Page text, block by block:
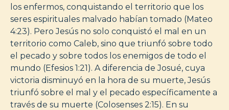
los enfermos, conquistando el territorio que los
seres espirituales malvado habían tomado (Mateo
4:23). Pero Jesús no solo conquistó el mal en un
territorio como Caleb, sino que triunfó sobre todo
el pecado y sobre todos los enemigos de todo el
mundo (Efesios 1:21). A diferencia de Josué, cuya
victoria disminuyó en la hora de su muerte, Jesús
triunfó sobre el mal y el pecado específicamente a
través de su muerte (Colosenses 2:15). En su